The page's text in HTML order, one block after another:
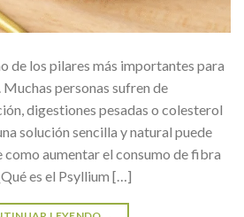
de los pilares más importantes para
personas sufren de
digestiones pesadas o colesterol
solución sencilla y natural puede
como aumentar el consumo de fibra
es el Psyllium […]